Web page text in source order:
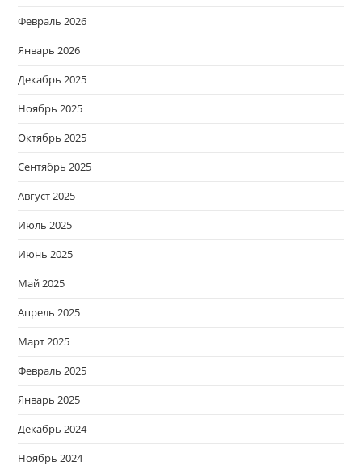
Февраль 2026
Январь 2026
Декабрь 2025
Ноябрь 2025
Октябрь 2025
Сентябрь 2025
Август 2025
Июль 2025
Июнь 2025
Май 2025
Апрель 2025
Март 2025
Февраль 2025
Январь 2025
Декабрь 2024
Ноябрь 2024